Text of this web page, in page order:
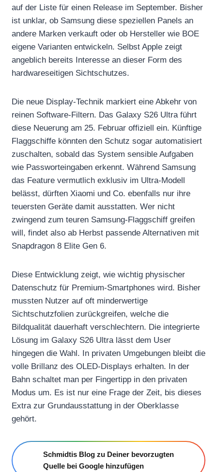
auf der Liste für einen Release im September. Bisher
ist unklar, ob Samsung diese speziellen Panels an
andere Marken verkauft oder ob Hersteller wie BOE
eigene Varianten entwickeln. Selbst Apple zeigt
angeblich bereits Interesse an dieser Form des
hardwareseitigen Sichtschutzes.
Die neue Display-Technik markiert eine Abkehr von
reinen Software-Filtern. Das Galaxy S26 Ultra führt
diese Neuerung am 25. Februar offiziell ein. Künftige
Flaggschiffe könnten den Schutz sogar automatisiert
zuschalten, sobald das System sensible Aufgaben
wie Passworteingaben erkennt. Während Samsung
das Feature vermutlich exklusiv im Ultra-Modell
belässt, dürften Xiaomi und Co. ebenfalls nur ihre
teuersten Geräte damit ausstatten. Wer nicht
zwingend zum teuren Samsung-Flaggschiff greifen
will, findet also ab Herbst passende Alternativen mit
Snapdragon 8 Elite Gen 6.
Diese Entwicklung zeigt, wie wichtig physischer
Datenschutz für Premium-Smartphones wird. Bisher
mussten Nutzer auf oft minderwertige
Sichtschutzfolien zurückgreifen, welche die
Bildqualität dauerhaft verschlechtern. Die integrierte
Lösung im Galaxy S26 Ultra lässt dem User
hingegen die Wahl. In privaten Umgebungen bleibt die
volle Brillanz des OLED-Displays erhalten. In der
Bahn schaltet man per Fingertipp in den privaten
Modus um. Es ist nur eine Frage der Zeit, bis dieses
Extra zur Grundausstattung in der Oberklasse
gehört.
Schmidtis Blog zu Deiner bevorzugten
Quelle bei Google hinzufügen